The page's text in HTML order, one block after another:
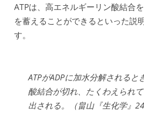
ATPは、高エネルギーリン酸結合
を蓄えることができるといった説
す。
ATPがADPに加水分解される
酸結合が切れ、たくわえられ
出される。（畠山『生化学』24